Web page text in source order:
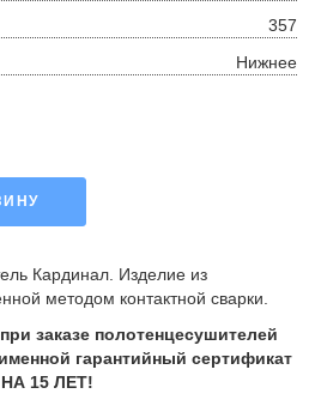
357
Нижнее
Кардинал. Изделие из
методом контактной сварки.
заказе полотенцесушителей
гарантийный сертификат
НА 15 ЛЕТ!